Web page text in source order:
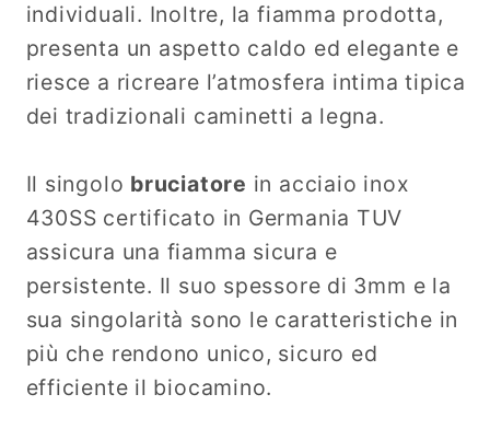
individuali. Inoltre, la fiamma prodotta,
presenta un aspetto caldo ed elegante e
riesce a ricreare l’atmosfera intima tipica
dei tradizionali caminetti a legna.
Il singolo bruciatore in acciaio inox
430SS certificato in Germania TUV
assicura una fiamma sicura e
persistente. Il suo spessore di 3mm e la
sua singolarità sono le caratteristiche in
più che rendono unico, sicuro ed
efficiente il biocamino.